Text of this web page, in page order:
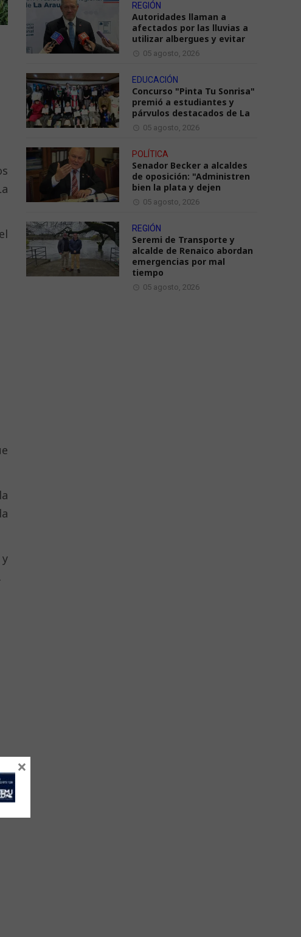
REGIÓN
Autoridades llaman a
afectados por las lluvias a
utilizar albergues y evitar
05 agosto, 2026
EDUCACIÓN
Concurso "Pinta Tu Sonrisa"
premió a estudiantes y
párvulos destacados de La
05 agosto, 2026
POLÍTICA
Senador Becker a alcaldes
de oposición: "Administren
bien la plata y dejen
05 agosto, 2026
REGIÓN
Seremi de Transporte y
alcalde de Renaico abordan
emergencias por mal
tiempo
05 agosto, 2026
×